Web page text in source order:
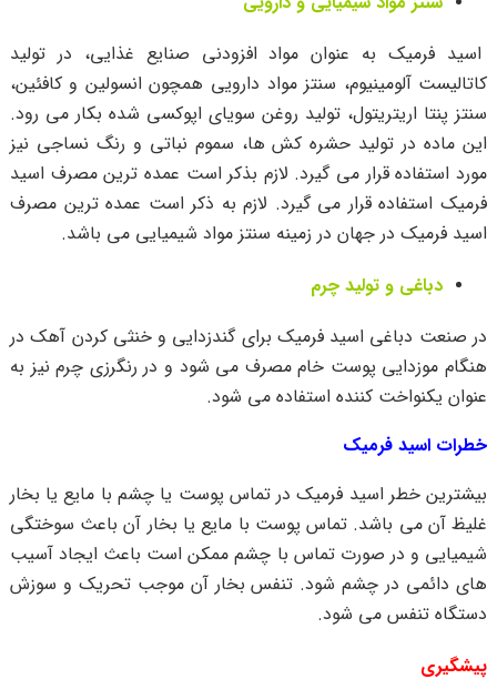
اسید فرمیک به عنوان مواد افزودنی صنایع غذایی، در تولید
کاتالیست آلومینیوم، سنتز مواد دارویی همچون انسولین و کافئین،
سنتز پنتا اریتریتول، تولید روغن سویای اپوکسی شده بکار می رود.
این ماده در تولید حشره کش ها، سموم نباتی و رنگ نساجی نیز
مورد استفاده قرار می گیرد. لازم بذکر است عمده ترین مصرف اسید
فرمیک استفاده قرار می گیرد. لازم به ذکر است عمده ترین مصرف
اسید فرمیک در جهان در زمینه سنتز مواد شیمیایی می باشد.
دباغی و تولید چرم
در صنعت دباغی اسید فرمیک برای گندزدایی و خنثی کردن آهک در
هنگام موزدایی پوست خام مصرف می شود و در رنگرزی چرم نیز به
عنوان یکنواخت کننده استفاده می شود.
خطرات اسید فرمیک
بیشترین خطر اسید فرمیک در تماس پوست یا چشم با مایع یا بخار
غلیظ آن می باشد. تماس پوست با مایع یا بخار آن باعث سوختگی
شیمیایی و در صورت تماس با چشم ممکن است باعث ایجاد آسیب
های دائمی در چشم شود. تنفس بخار آن موجب تحریک و سوزش
دستگاه تنفس می شود.
پیشگیری